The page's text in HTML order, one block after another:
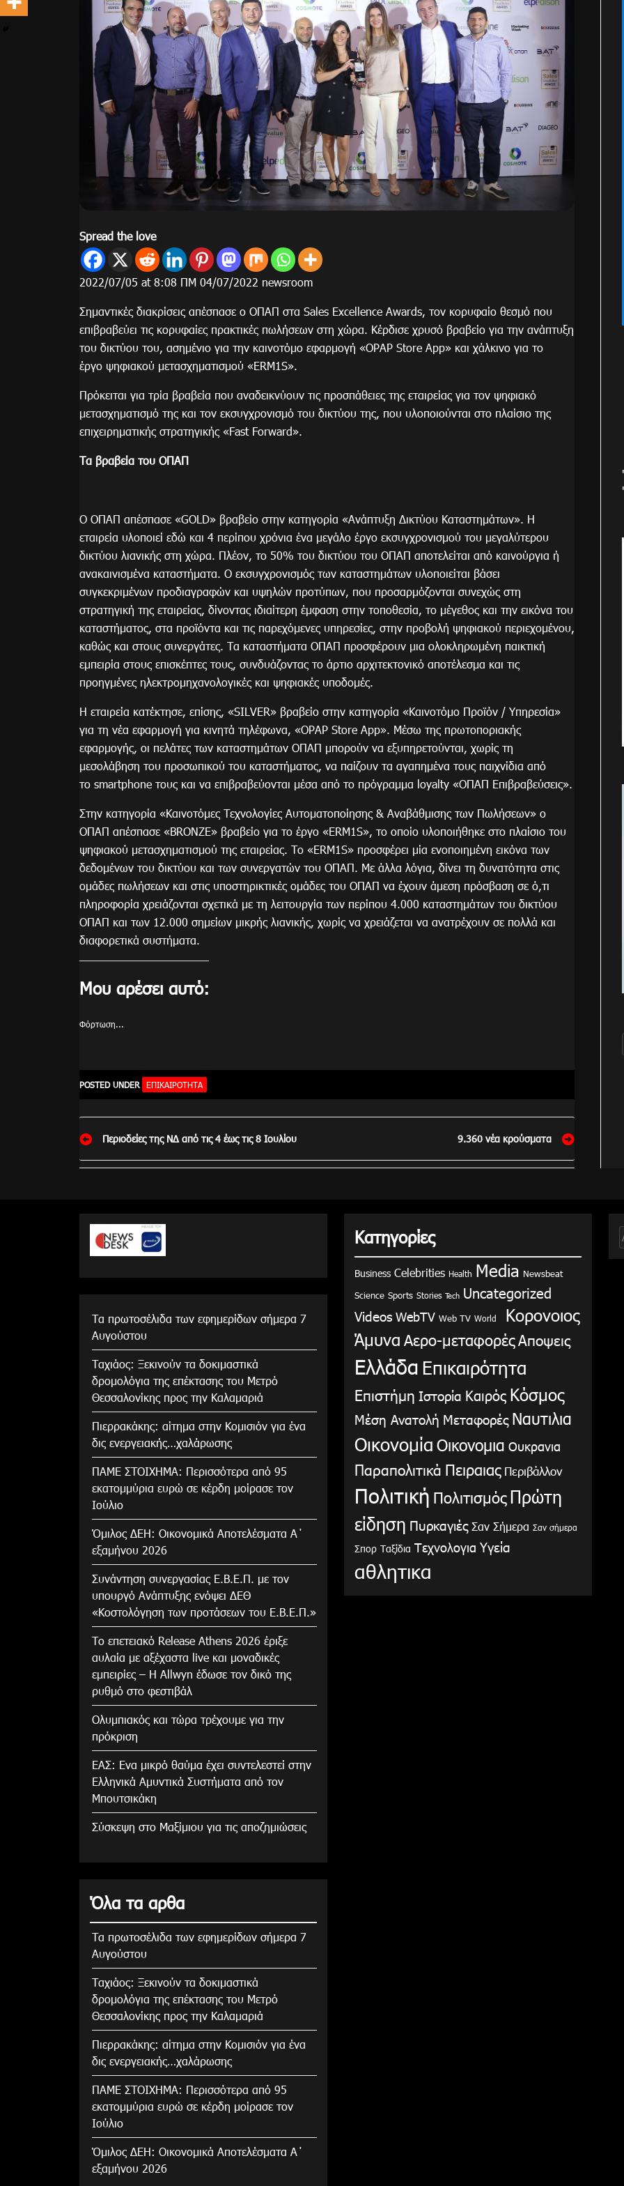
Spread the love
2022/07/05 at 8:08 ΠΜ 04/07/2022 newsroom
Σημαντικές διακρίσεις απέσπασε ο ΟΠΑΠ στα Sales Excellence Awards, τον κορυφαίο θεσμό που
επιβραβεύει τις κορυφαίες πρακτικές πωλήσεων στη χώρα. Κέρδισε χρυσό βραβείο για την ανάπτυξη
του δικτύου του, ασημένιο για την καινοτόμο εφαρμογή «OPAP Store App» και χάλκινο για το
έργο ψηφιακού μετασχηματισμού «ERM1S».
Πρόκειται για τρία βραβεία που αναδεικνύουν τις προσπάθειες της εταιρείας για τον ψηφιακό
μετασχηματισμό της και τον εκσυγχρονισμό του δικτύου της, που υλοποιούνται στο πλαίσιο της
επιχειρηματικής στρατηγικής «Fast Forward».
Tα βραβεία του ΟΠΑΠ
O OΠΑΠ απέσπασε «GOLD» βραβείο στην κατηγορία «Ανάπτυξη Δικτύου Καταστημάτων». Η
εταιρεία υλοποιεί εδώ και 4 περίπου χρόνια ένα μεγάλο έργο εκσυγχρονισμού του μεγαλύτερου
δικτύου λιανικής στη χώρα. Πλέον, το 50% του δικτύου του ΟΠΑΠ αποτελείται από καινούργια ή
ανακαινισμένα καταστήματα. Ο εκσυγχρονισμός των καταστημάτων υλοποιείται βάσει
συγκεκριμένων προδιαγραφών και υψηλών προτύπων, που προσαρμόζονται συνεχώς στη
στρατηγική της εταιρείας, δίνοντας ιδιαίτερη έμφαση στην τοποθεσία, το μέγεθος και την εικόνα του
καταστήματος, στα προϊόντα και τις παρεχόμενες υπηρεσίες, στην προβολή ψηφιακού περιεχομένου,
καθώς και στους συνεργάτες. Τα καταστήματα ΟΠΑΠ προσφέρουν μια ολοκληρωμένη παικτική
εμπειρία στους επισκέπτες τους, συνδυάζοντας το άρτιο αρχιτεκτονικό αποτέλεσμα και τις
προηγμένες ηλεκτρομηχανολογικές και ψηφιακές υποδομές.
Η εταιρεία κατέκτησε, επίσης, «SILVER» βραβείο στην κατηγορία «Καινοτόμο Προϊόν / Υπηρεσία»
για τη νέα εφαρμογή για κινητά τηλέφωνα, «OPAP Store App». Μέσω της πρωτοποριακής
εφαρμογής, οι πελάτες των καταστημάτων ΟΠΑΠ μπορούν να εξυπηρετούνται, χωρίς τη
μεσολάβηση του προσωπικού του καταστήματος, να παίζουν τα αγαπημένα τους παιχνίδια από
το smartphone τους και να επιβραβεύονται μέσα από το πρόγραμμα loyalty «ΟΠΑΠ Επιβραβεύσεις».
Στην κατηγορία «Καινοτόμες Τεχνολογίες Αυτοματοποίησης & Αναβάθμισης των Πωλήσεων» ο
ΟΠΑΠ απέσπασε «BRONZE» βραβείο για το έργο «ERM1S», το οποίο υλοποιήθηκε στο πλαίσιο του
ψηφιακού μετασχηματισμού της εταιρείας. Το «ΕRM1S» προσφέρει μία ενοποιημένη εικόνα των
δεδομένων του δικτύου και των συνεργατών του ΟΠΑΠ. Με άλλα λόγια, δίνει τη δυνατότητα στις
ομάδες πωλήσεων και στις υποστηρικτικές ομάδες του ΟΠΑΠ να έχουν άμεση πρόσβαση σε ό,τι
πληροφορία χρειάζονται σχετικά με τη λειτουργία των περίπου 4.000 καταστημάτων του δικτύου
ΟΠΑΠ και των 12.000 σημείων μικρής λιανικής, χωρίς να χρειάζεται να ανατρέχουν σε πολλά και
διαφορετικά συστήματα.
Μου αρέσει αυτό:
Φόρτωση...
POSTED UNDER ΕΠΙΚΑΙΡΌΤΗΤΑ
Πλοήγηση
άρθρων
Περιοδείες της ΝΔ από τις 4 έως τις 8 Ιουλίου 9.360 νέα κρούσματα
Τα πρωτοσέλιδα των εφημερίδων σήμερα 7
Αυγούστου
Tαχιάος: Ξεκινούν τα δοκιμαστικά
δρομολόγια της επέκτασης του Μετρό
Θεσσαλονίκης προς την Καλαμαριά
Πιερρακάκης: αίτημα στην Κομισιόν για ένα
δις ενεργειακής…χαλάρωσης
ΠΑΜΕ ΣΤΟΙΧΗΜΑ: Περισσότερα από 95
εκατομμύρια ευρώ σε κέρδη μοίρασε τον
Ιούλιο
Όμιλος ΔΕΗ: Οικονομικά Αποτελέσματα Α΄
εξαμήνου 2026
Συνάντηση συνεργασίας Ε.Β.Ε.Π. με τον
υπουργό Ανάπτυξης ενόψει ΔΕΘ
«Κοστολόγηση των προτάσεων του Ε.Β.Ε.Π.»
Το επετειακό Release Athens 2026 έριξε
αυλαία με αξέχαστα live και μοναδικές
εμπειρίες – Η Allwyn έδωσε τον δικό της
ρυθμό στο φεστιβάλ
Ολυμπιακός και τώρα τρέχουμε για την
πρόκριση
ΕΑΣ: Ενα μικρό θαύμα έχει συντελεστεί στην
Ελληνικά Αμυντικά Συστήματα από τον
Μπουτσικάκη
Σύσκεψη στο Μαξίμιου για τις αποζημιώσεις
Όλα τα αρθα
Τα πρωτοσέλιδα των εφημερίδων σήμερα 7
Αυγούστου
Tαχιάος: Ξεκινούν τα δοκιμαστικά
δρομολόγια της επέκτασης του Μετρό
Θεσσαλονίκης προς την Καλαμαριά
Πιερρακάκης: αίτημα στην Κομισιόν για ένα
δις ενεργειακής…χαλάρωσης
ΠΑΜΕ ΣΤΟΙΧΗΜΑ: Περισσότερα από 95
εκατομμύρια ευρώ σε κέρδη μοίρασε τον
Ιούλιο
Όμιλος ΔΕΗ: Οικονομικά Αποτελέσματα Α΄
εξαμήνου 2026
Κατηγορίες
Business Celebrities Health Media Newsbeat
Science Sports Stories Tech Uncategorized
Videos WebTV Web TV World
Κορονοιος
Άμυνα Αερο-μεταφορέςΑποψεις
Ελλάδα Επικαιρότητα
Επιστήμη Ιστορία Καιρός Κόσμος
Μέση Ανατολή Μεταφορές Ναυτιλια
Οικονομία Οικονομια Ουκρανια
Παραπολιτικά Πειραιας Περιβάλλον
Πολιτική Πολιτισμός Πρώτη
είδηση Πυρκαγιές Σαν Σήμερα Σαν σήμερα
Σπορ Ταξίδια Τεχνολογια Υγεία
αθλητικα